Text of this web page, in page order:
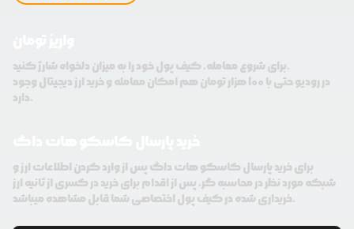
برای شروع معامله، کیف پول خود را به میزان دلخواه شارژ کنید.
در رودیو حتی با 100 هزار تومان هم امکان معامله و خرید ارز دیجیتال وجود
دارد.
برای خرید پارسال کاسکو هات داگ پس از وارد کردن اطلاعات ارز و
شبکه مورد نظر در محاسبه گر، پس از اقدام برای خرید در کسری از ثانیه ارز
خریداری شده در کیف پول اختصاصی شما قابل مشاهده میباشد.